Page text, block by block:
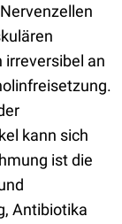
irreversibel an
kann sich
ist die
Antibiotika